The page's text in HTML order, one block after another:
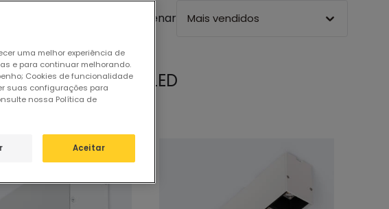
Ordenar Mais vendidos
Barras Lineares LED
uma melhor experiência de
e para continuar melhorando.
Cookies de funcionalidade
suas configurações para
nossa Política de
Aceitar